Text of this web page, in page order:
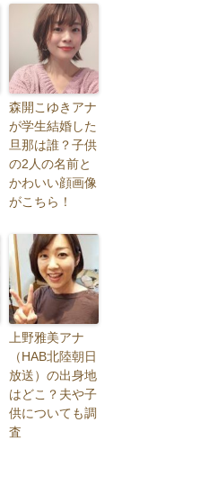
森開こゆきアナ
が学生結婚した
旦那は誰？子供
の2人の名前と
かわいい顔画像
がこちら！
上野雅美アナ
（HAB北陸朝日
放送）の出身地
はどこ？夫や子
供についても調
査